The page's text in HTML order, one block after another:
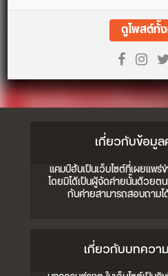
ดูโพสต์ทั้
เกี่ยวกับข้อมู
แคมป์ฮับเป็นเว็บไซต์ที่เผยแพ
โดยมิได้เป็นผู้จัดค่ายนั้นด้วยต
กับค่ายสามารถสอบถาม
เกี่ยวกับบทควา